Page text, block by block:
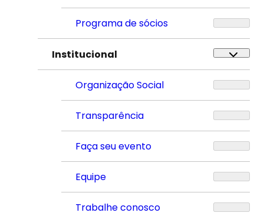
Programa de sócios
Institucional
Organização Social
Transparência
Faça seu evento
Equipe
Trabalhe conosco